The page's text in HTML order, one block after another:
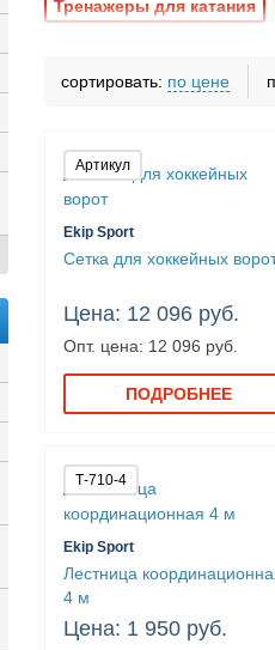
Тренажеры для катания
Пояса нагрузочные
сортировать: по цене
Артикул
Ekip Sport
Сетка для хоккейных
Цена: 12 096 руб.
Опт. цена: 12 096 руб.
ПОДРОБНЕЕ
Т-710-4
Ekip Sport
Лестница
4 м
Цена: 1 950 руб.